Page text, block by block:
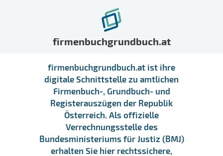
firmenbuchgrundbuch.at
firmenbuchgrundbuch.at ist ihre
digitale Schnittstelle zu amtlichen
Firmenbuch-, Grundbuch- und
Registerauszügen der Republik
Österreich. Als offizielle
Verrechnungsstelle des
Bundesministeriums für Justiz (BMJ)
erhalten Sie hier rechtssichere,